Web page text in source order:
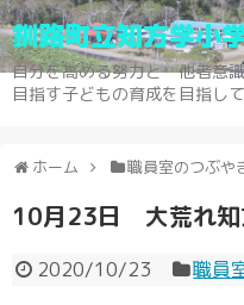
釧路町立知方学小
自分を高める努力と 他者意
目指す子どもの育成を目指して
ホーム 職員室のつぶや
10月23日 大荒れ知
2020/10/23
職員